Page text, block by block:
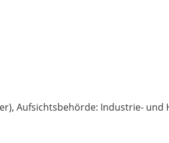
Aufsichtsbehörde: Industrie-